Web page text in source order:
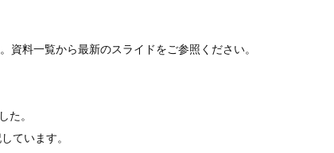
料一覧から最新のスライドをご参照ください。
た。
ています。